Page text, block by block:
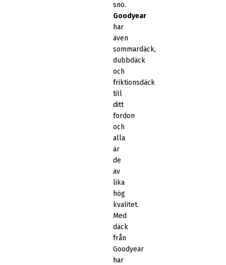
snö.
Goodyear
har
även
sommardäck,
dubbdäck
och
friktionsdäck
till
ditt
fordon
och
alla
är
de
av
lika
hög
kvalitet.
Med
däck
från
Goodyear
har